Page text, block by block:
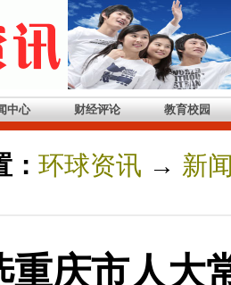
中心 财经评论 教育校园
环球资讯 → 新
重庆市人大